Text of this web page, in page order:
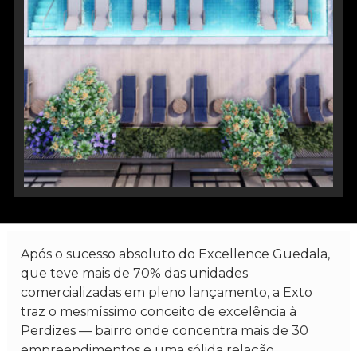
Após o sucesso absoluto do Excellence Guedala,
que teve mais de 70% das unidades
comercializadas em pleno lançamento, a Exto
traz o mesmíssimo conceito de excelência à
Perdizes — bairro onde concentra mais de 30